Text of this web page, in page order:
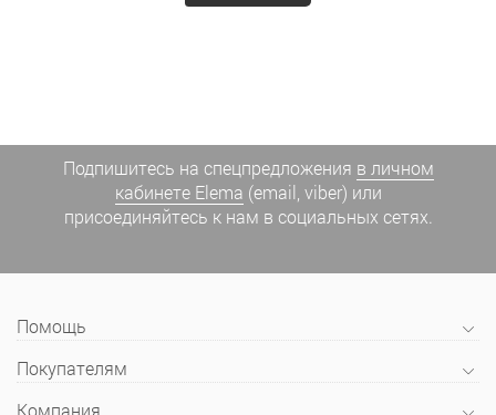
Подпишитесь на спецпредложения в личном
кабинете Elema (email, viber) или
присоединяйтесь к нам в социальных сетях.
Помощь
Покупателям
Компания